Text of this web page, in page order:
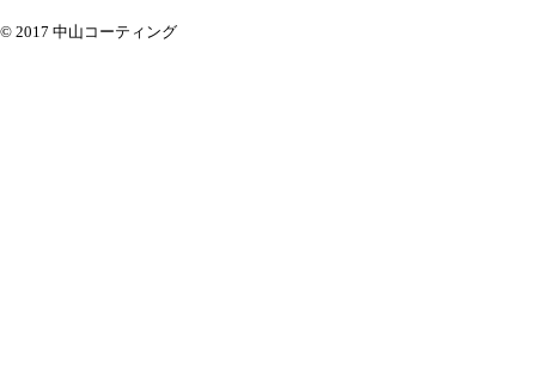
© 2017 中山コーティング